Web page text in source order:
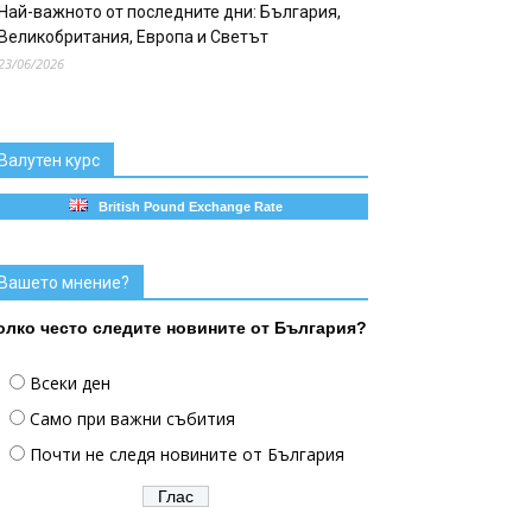
важното от последните дни: България,
Европа и Светът
06/2026
курс
British Pound Exchange Rate
мнение?
често следите новините от България?
Всеки ден
Само при важни събития
Почти не следя новините от България